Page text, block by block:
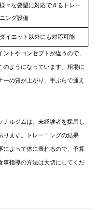
様々な要望に対応できるトレー
ニング設備
ダイエット以外にも対応可能
トやコンセプトが違うので、
のようになっています。相場に
の質が上がり、手ぶらで通え
ルジムは、未経験者を採用し
ります。トレーニングの結果
によって体に表れるので、予算
事指導の方法は大切にしてくだ